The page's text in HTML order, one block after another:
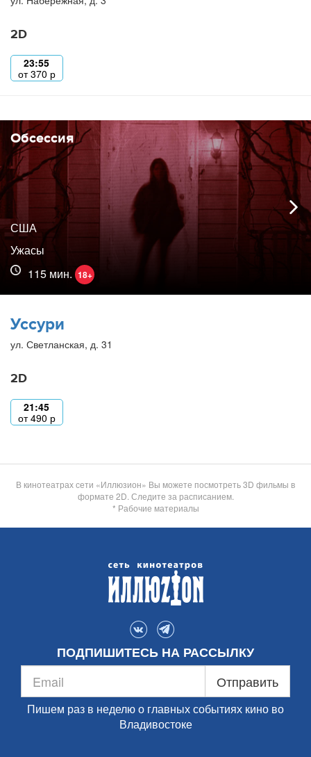
2D
23:55
от370 р
Обсессия
США
Ужасы
115 мин. 18+
Уссури
ул. Светланская, д. 31
2D
21:45
от490 р
В кинотеатрах сети «Иллюзион» Вы можете посмотреть 3D фильмы в
формате 2D. Следите за расписанием.
* Рабочие материалы
ПОДПИШИТЕСЬ НА РАССЫЛКУ
Отправить
Пишем раз в неделю о главных событиях кино во
Владивостоке